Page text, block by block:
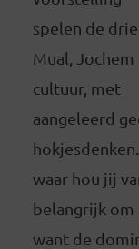
spelen de
Mual,
cultuur, met
aangeleerd
waar hou jij
belangrijk om
want de